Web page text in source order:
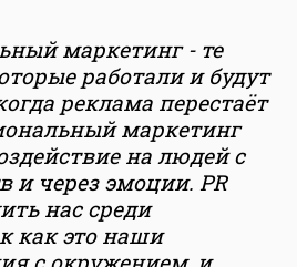
маркетинг - те
работали и будут
реклама перестаёт
маркетинг
на людей с
через эмоции. PR
нас среди
как это наши